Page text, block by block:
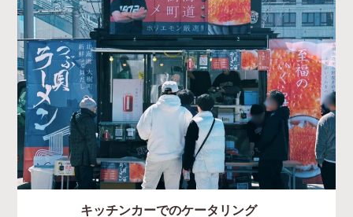
キッチンカーでのケータリング